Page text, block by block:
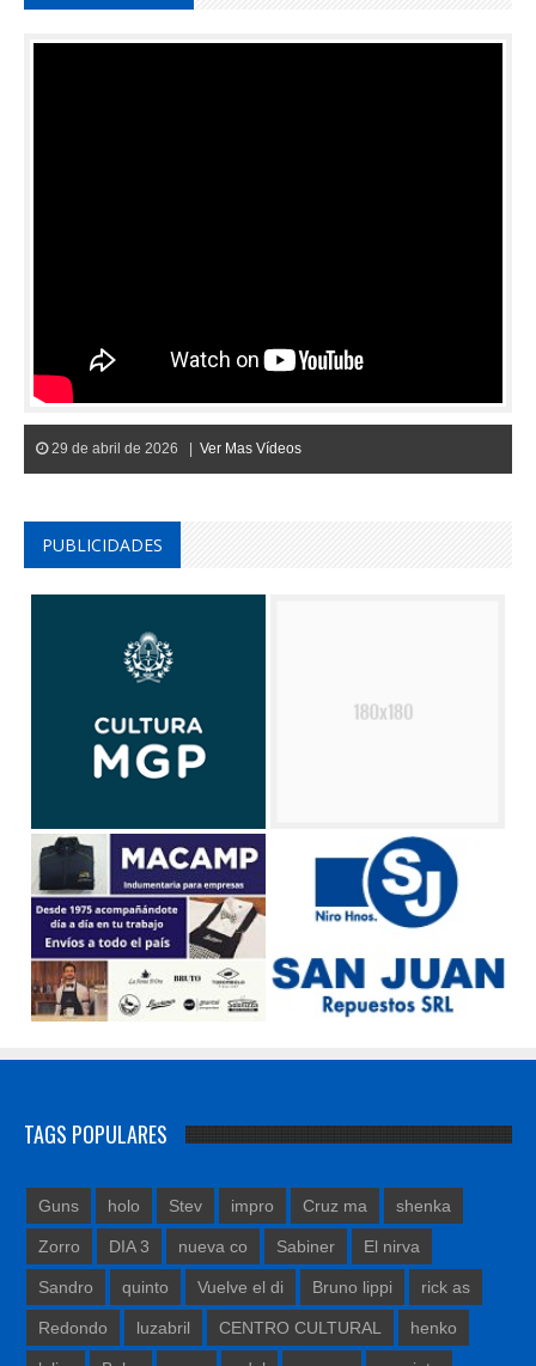
29 de abril de 2026 | Ver Mas Vídeos
PUBLICIDADES
TAGS POPULARES
Guns holo Stev impro Cruz ma shenka
Zorro DIA 3 nueva co Sabiner El nirva
Sandro quinto Vuelve el di Bruno lippi rick as
Redondo luzabril CENTRO CULTURAL henko